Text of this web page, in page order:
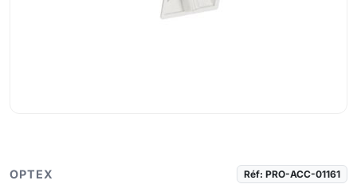
OPTEX Réf: PRO-ACC-01161